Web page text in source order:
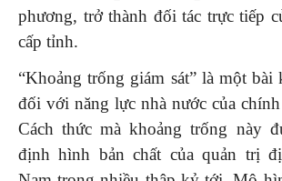
phương, trở thành đối tác trực tiếp
cấp tỉnh.
“Khoảng trống giám sát” là một bài
đối với năng lực nhà nước của
Cách thức mà khoảng trống này
định hình bản chất của quản trị